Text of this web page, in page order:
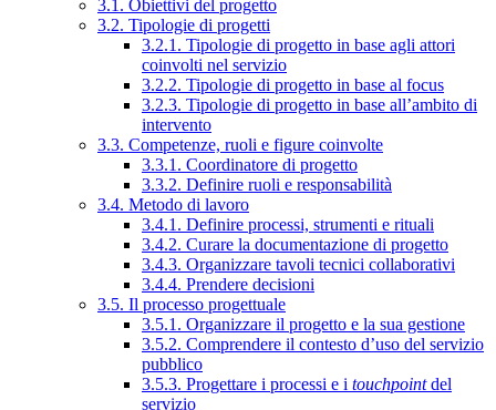
3.1. Obiettivi del progetto
3.2. Tipologie di progetti
3.2.1. Tipologie di progetto in base agli attori
coinvolti nel servizio
3.2.2. Tipologie di progetto in base al focus
3.2.3. Tipologie di progetto in base all’ambito di
intervento
3.3. Competenze, ruoli e figure coinvolte
3.3.1. Coordinatore di progetto
3.3.2. Definire ruoli e responsabilità
3.4. Metodo di lavoro
3.4.1. Definire processi, strumenti e rituali
3.4.2. Curare la documentazione di progetto
3.4.3. Organizzare tavoli tecnici collaborativi
3.4.4. Prendere decisioni
3.5. Il processo progettuale
3.5.1. Organizzare il progetto e la sua gestione
3.5.2. Comprendere il contesto d’uso del servizio
pubblico
3.5.3. Progettare i processi e i touchpointdel
servizio